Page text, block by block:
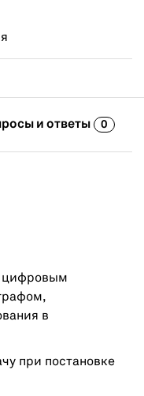
и ответы 0
цифровым
в
при постановке